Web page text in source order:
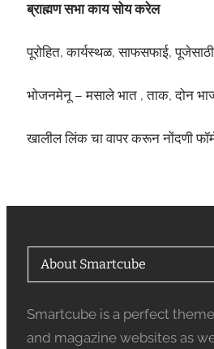
ब्राह्मण सभा काय सोय करेल
पूरोहित, कार्यस्थळ, साफसफाई,
भोजनमेनू – मसाले भात , ताक, दोन
खालील लिंक चा वापर करून नोंदणी
About Smartcube
Smartcube is a perfect
and magazine websites as